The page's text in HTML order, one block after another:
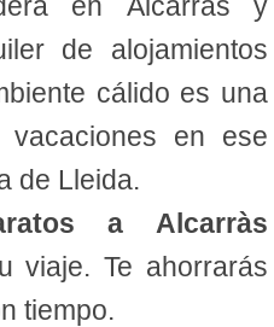
de alojamientos
cálido es una
en ese
de Lleida.
a Alcarràs
viaje. Te ahorrarás
tiempo.